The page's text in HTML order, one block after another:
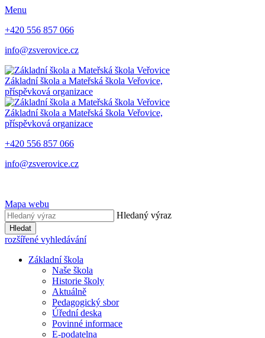
Menu
+420 556 857 066
info@zsverovice.cz
Základní škola a Mateřská škola Veřovice,
příspěvková organizace
Základní škola a Mateřská škola Veřovice,
příspěvková organizace
+420 556 857 066
info@zsverovice.cz
Mapa webu
Hledaný výraz
Hledat
rozšířené vyhledávání
Základní škola
Naše škola
Historie školy
Aktuálně
Pedagogický sbor
Úřední deska
Povinné informace
E-podatelna